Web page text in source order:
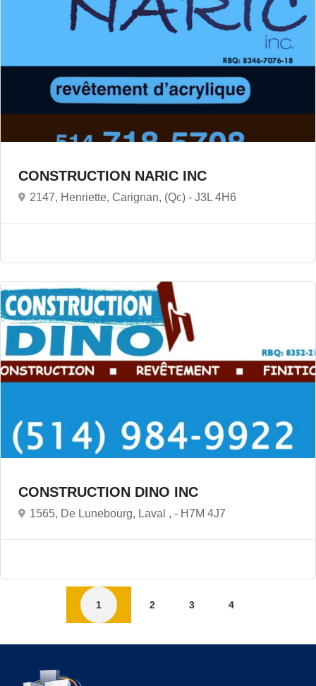
CONSTRUCTION NARIC INC
2147, Henriette, Carignan, (Qc) - J3L 4H6
CONSTRUCTION DINO INC
1565, De Lunebourg, Laval , - H7M 4J7
1 2 3 4